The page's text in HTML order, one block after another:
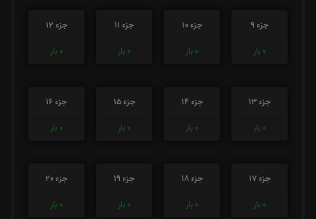
جزء 9
0 بار
جزء 10
0 بار
جزء 11
0 بار
جزء 12
0 بار
جزء 13
0 بار
جزء 14
0 بار
جزء 15
0 بار
جزء 16
0 بار
جزء 17
0 بار
جزء 18
0 بار
جزء 19
0 بار
جزء 20
0 بار